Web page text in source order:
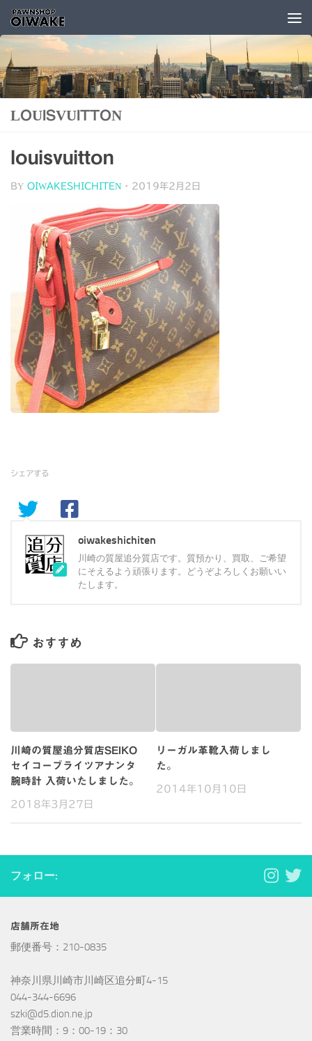
コンテンツへスキップ
LOUISVUITTON
louisvuitton
BY OIWAKESHICHITEN · 2019年2月2日
シェアする
oiwakeshichiten
川崎の質屋追分質店です。質預かり、買取、ご希望
にそえるよう頑張ります。どうぞよろしくお願いい
たします。
おすすめ
川崎の質屋追分質店SEIKO
セイコーブライツアナンタ
腕時計 入荷いたしました。
2018年3月27日
リーガル革靴入荷しまし
た。
2014年10月10日
フォロー:
店舗所在地
郵便番号：210-0835
神奈川県川崎市川崎区追分町4-15
044-344-6696
szki@d5.dion.ne.jp
営業時間：9：00-19：30